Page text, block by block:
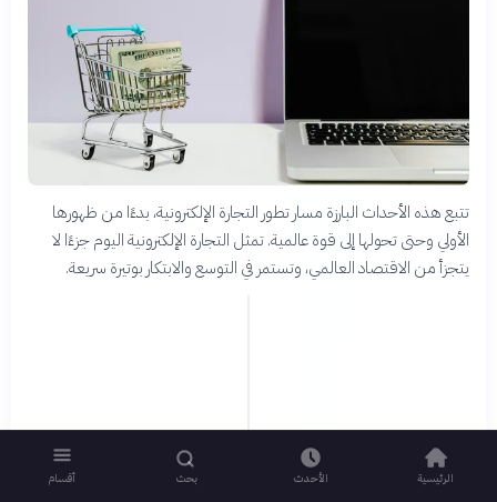
تتبع هذه الأحداث البارزة مسار تطور التجارة الإلكترونية، بدءًا من ظهورها
الأولي وحتى تحولها إلى قوة عالمية. تمثل التجارة الإلكترونية اليوم جزءًا لا
يتجزأ من الاقتصاد العالمي، وتستمر في التوسع والابتكار بوتيرة سريعة.
الرئيسية الأحدث بحث أقسام